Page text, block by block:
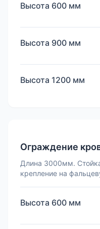
Высота 600 мм
Высота 900 мм
Высота 1200 мм
Ограждение
Длина 3000мм.
крепление на
Высота 600 мм